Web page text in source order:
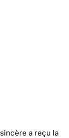
a reçu la